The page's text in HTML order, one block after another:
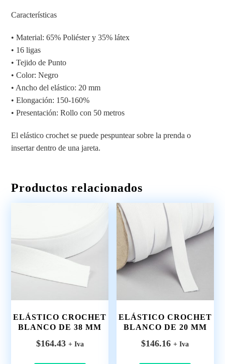
Características
• Material: 65% Poliéster y 35% látex
• 16 ligas
• Tejido de Punto
• Color: Negro
• Ancho del elástico: 20 mm
• Elongación: 150-160%
• Presentación: Rollo con 50 metros
El elástico crochet se puede pespuntear sobre la prenda o
insertar dentro de una jareta.
Productos relacionados
ELÁSTICO CROCHET
BLANCO DE 38 MM
$164.43 + Iva
ELÁSTICO CROCHET
BLANCO DE 20 MM
$146.16 + Iva